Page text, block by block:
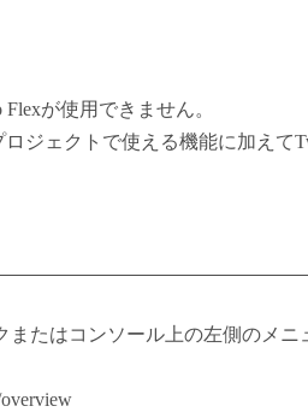
が使用できません。
ジェクトで使える機能に加えて
たはコンソール上の左側のメニ